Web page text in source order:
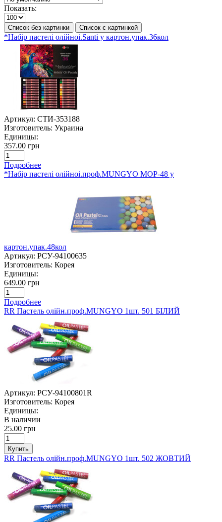
Показать:
Список без картинки Список с картинкой
*Набір пастелі олійноі.Santi у картон.упак.36кол
Артикул: СТИ-353188
Изготовитель: Украина
Единицы:
357.00 грн
Подробнее
*Набір пастелі олійноі.проф.MUNGYO MOP-48 у
картон.упак.48кол
Артикул: РСУ-94100635
Изготовитель: Корея
Единицы:
649.00 грн
Подробнее
RR Пастель олійн.проф.MUNGYO 1шт. 501 БІЛИЙ
Артикул: РСУ-94100801R
Изготовитель: Корея
Единицы:
В наличии
25.00 грн
Купить
RR Пастель олійн.проф.MUNGYO 1шт. 502 ЖОВТИЙ